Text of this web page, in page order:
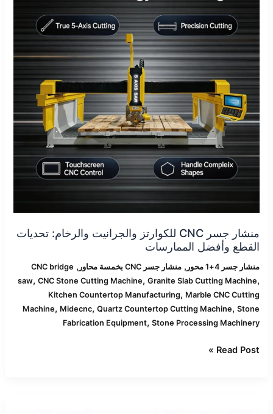
منشار جسر CNC للكوارتز والجرانيت والرخام: تحديات
القطع وأفضل الممارسات
منشار جسر 4+1 محور ,منشار جسر CNC بخمسة محاور ,
CNC bridge
saw, CNC Stone Cutting Machine, Granite Slab Cutting Machine,
Kitchen Countertop Manufacturing, Marble CNC Cutting
Machine, Midecnc, Quartz Countertop Cutting Machine, Stone
Fabrication Equipment, Stone Processing Machinery
والجرانيت
والرخام:
تحديات
القطع
وأفضل
الممارسات
Read Post »